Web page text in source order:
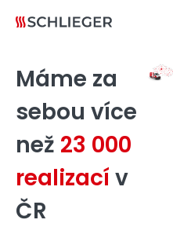
Máme za
sebou více
než 23 000
realizací v
ČR